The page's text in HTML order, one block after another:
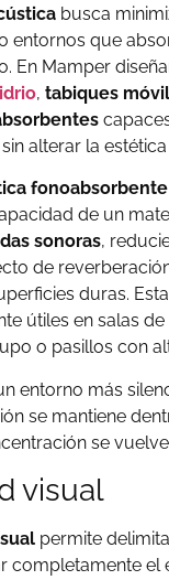
busca
entornos que
En Mamper
, tabiques
alterar la
fonoabsorbente
de un
sonoras,
de
duras.
útiles en salas
o pasillos con
entorno más
se mantiene
se
visual
permite
completamente el